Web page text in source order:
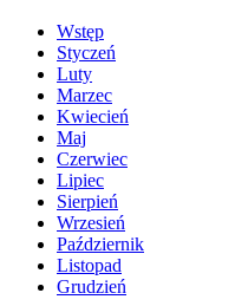
Wstęp
Styczeń
Luty
Marzec
Kwiecień
Maj
Czerwiec
Lipiec
Sierpień
Wrzesień
Październik
Listopad
Grudzień